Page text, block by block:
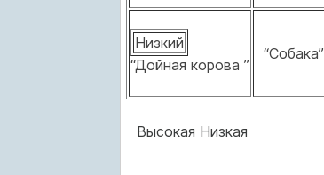
Низкий
“Дойная корова ”
“Собака”
Высокая Низкая